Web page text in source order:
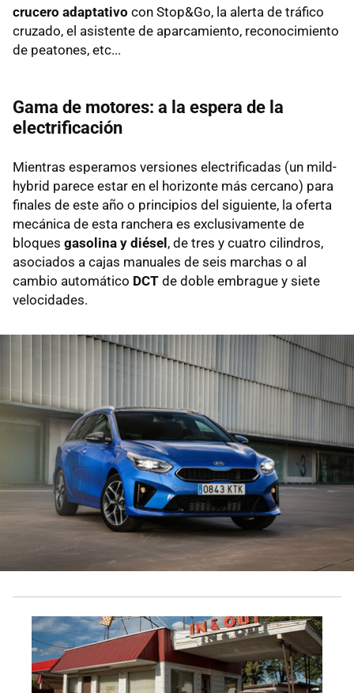
crucero adaptativo con Stop&Go, la alerta de tráfico
cruzado, el asistente de aparcamiento, reconocimiento
de peatones, etc...
Gama de motores: a la espera de la
electrificación
Mientras esperamos versiones electrificadas (un mild-
hybrid parece estar en el horizonte más cercano) para
finales de este año o principios del siguiente, la oferta
mecánica de esta ranchera es exclusivamente de
bloques gasolina y diésel , de tres y cuatro cilindros,
asociados a cajas manuales de seis marchas o al
cambio automático DCT de doble embrague y siete
velocidades.